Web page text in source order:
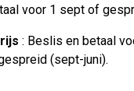
voor 1 sept of
: Beslis en betaal
(sept-juni).